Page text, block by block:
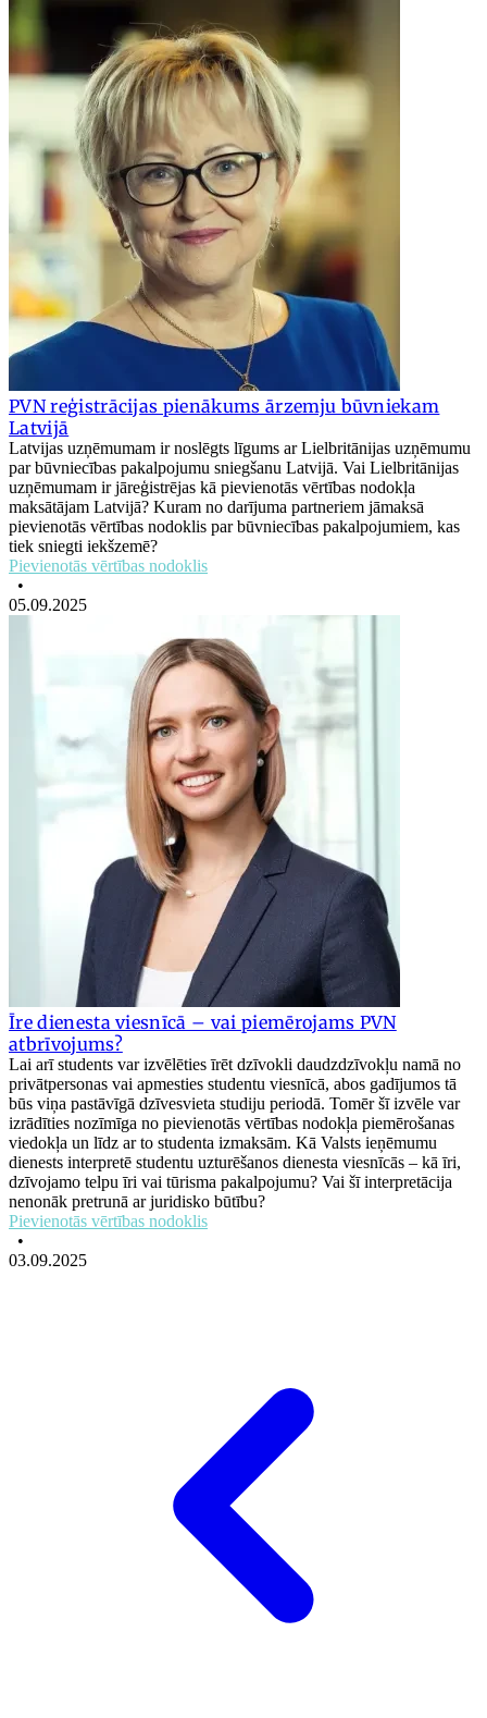
PVN reģistrācijas pienākums ārzemju būvniekam
Latvijā
Latvijas uzņēmumam ir noslēgts līgums ar Lielbritānijas uzņēmumu
par būvniecības pakalpojumu sniegšanu Latvijā. Vai Lielbritānijas
uzņēmumam ir jāreģistrējas kā pievienotās vērtības nodokļa
maksātājam Latvijā? Kuram no darījuma partneriem jāmaksā
pievienotās vērtības nodoklis par būvniecības pakalpojumiem, kas
tiek sniegti iekšzemē?
Pievienotās vērtības nodoklis
•
05.09.2025
Īre dienesta viesnīcā – vai piemērojams PVN
atbrīvojums?
Lai arī students var izvēlēties īrēt dzīvokli daudzdzīvokļu namā no
privātpersonas vai apmesties studentu viesnīcā, abos gadījumos tā
būs viņa pastāvīgā dzīvesvieta studiju periodā. Tomēr šī izvēle var
izrādīties nozīmīga no pievienotās vērtības nodokļa piemērošanas
viedokļa un līdz ar to studenta izmaksām. Kā Valsts ieņēmumu
dienests interpretē studentu uzturēšanos dienesta viesnīcās – kā īri,
dzīvojamo telpu īri vai tūrisma pakalpojumu? Vai šī interpretācija
nenonāk pretrunā ar juridisko būtību?
Pievienotās vērtības nodoklis
•
03.09.2025